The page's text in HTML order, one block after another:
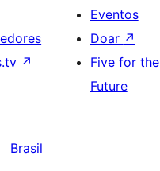
↗
Eventos
Doar ↗
Five for the
Future
Brasil